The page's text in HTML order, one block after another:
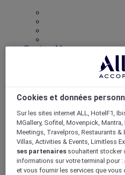
Boutique Mercure
Découvrir
Cookies et données
Sur les sites internet ALL, HotelF1,
MGallery, Sofitel, Movenpick, Mantra,
Meetings, Travelpros, Restaurants &
Villas, Activities & Events, Limitless
ses partenaires souhaitent stocker
informations sur votre terminal pour :
et vous fournir les services que